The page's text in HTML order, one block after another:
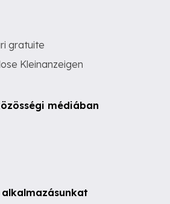
gratuite
Kleinanzeigen
médiában